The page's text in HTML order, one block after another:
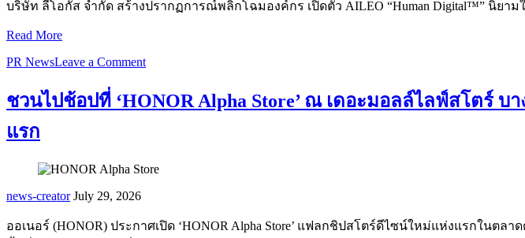
บริษัท ลีโอกัส จำกัด สร้างปรากฏการณ์พลิกโฉมองค์กร เปิดตัว AILEO “Human Digital™” นิยา
Read More
PR NewsLeave a Comment
ชวนไปช้อปที่ ‘HONOR Alpha Store’ ณ เดอะมอลล์ไลฟ์สโตร์
แรก
news-creator July 29, 2026
ออเนอร์ (HONOR) ประกาศเปิด ‘HONOR Alpha Store’ แฟลกชิปสโตร์ดีไซน์ใหม่แห่งแรกในต